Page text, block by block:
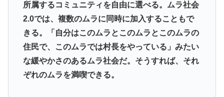
所属するコミュニティを自由に選べる。ムラ社会
2.0では、複数のムラに同時に加入することもで
きる。「自分はこのムラとこのムラとこのムラの
住民で、このムラでは村長をやっている」みたい
な緩やかさのあるムラ社会だ。そうすれば、それ
ぞれのムラを満喫できる。